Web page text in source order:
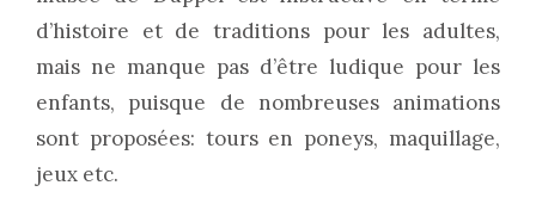
d’histoire et de traditions pour les adultes,
mais ne manque pas d’être ludique pour les
enfants, puisque de nombreuses animations
sont proposées: tours en poneys, maquillage,
jeux etc.